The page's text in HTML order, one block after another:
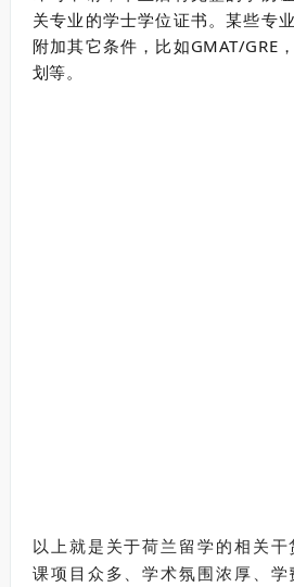
关专业的学士学位证书。某些专
附加其它条件，比如GMAT/GRE
划等。
以上就是关于荷兰留学的相关
课项目众多、学术氛围浓厚、